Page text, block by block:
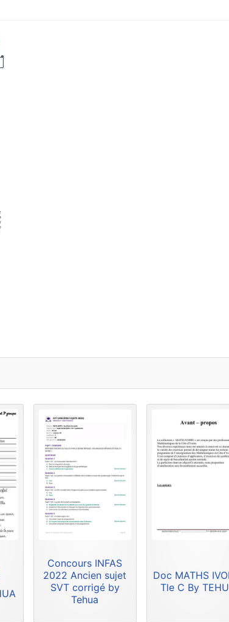
Concours INFAS
2022 Ancien sujet
SVT corrigé by
Tehua
Doc MATHS
Tle C By